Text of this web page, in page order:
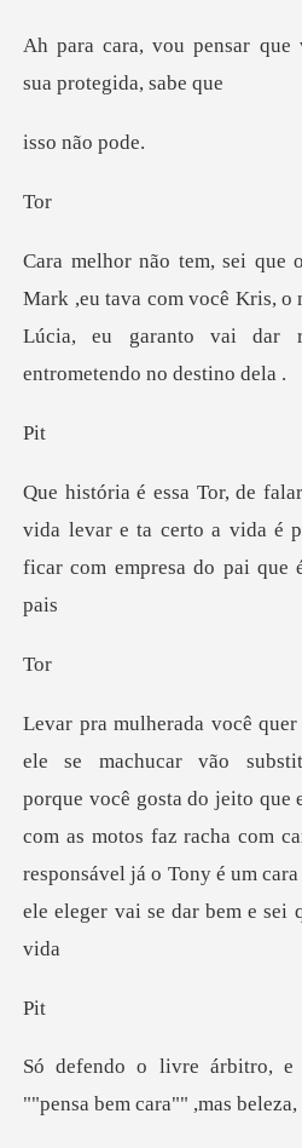
que
não
o
tava com você Kris, o
Lúcia, eu garan
i
a levar e ta certo a vida é
o
cê gosta do jeito que
com as motos faz racha com
responsáve
i
e
""